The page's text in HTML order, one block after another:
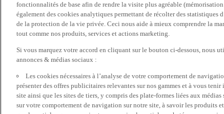
fonctionnalités de base afin de rendre la visite plus agréable
également des cookies analytiques permettant de récolter des
de la protection de la vie privée. Ceci nous aide à mieux comprendre la
tout comme nos produits, services et actions marketing.
Si vous marquez votre accord en cliquant sur le bouton ci-dessous, nous
annonces & médias sociaux :
Les cookies nécessaires à l’analyse de votre comportement de
présenter des offres publicitaires relevantes sur nos gammes et à vous
site ainsi que les sites de tiers, y compris des plate-formes liées aux
sur votre comportement de navigation sur notre site, à savoir les produits